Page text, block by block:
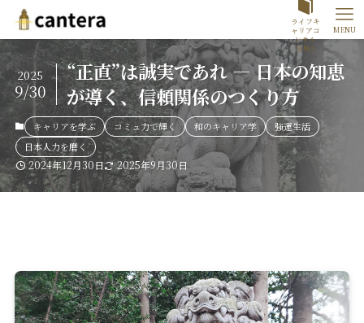
ライフキ
ャリアコ
ンサル
SINO
MENU
“正直”は誠実であれ ― 日本の知恵
が導く、信頼関係のつくり方
2025
9/30
キャリアを学ぶ コミュ力で輝く 和のキャリア学
強運生活
日本人力を磨く
2024年12月30日 2025年9月30日